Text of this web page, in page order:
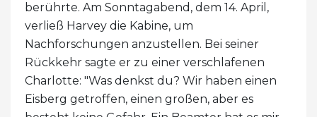
berührte. Am Sonntagabend, dem 14. April,
verließ Harvey die Kabine, um
Nachforschungen anzustellen. Bei seiner
Rückkehr sagte er zu einer verschlafenen
Charlotte: "Was denkst du? Wir haben einen
Eisberg getroffen, einen großen, aber es